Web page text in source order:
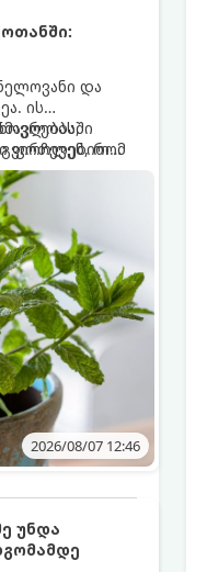
და
ის
რომ
რადგან
ის ფესვებით
სხვა
ფოთლებით
2026/08/07 12:46
უნდა